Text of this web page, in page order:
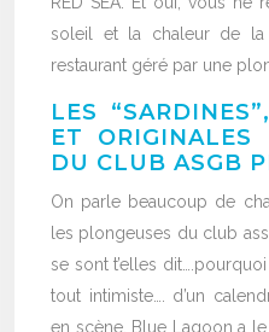
soleil et la chaleur de
restaurant géré par une
LES
ET ORIGINALES
DU CLUB ASGB
On parle beaucoup de
les plongeuses du club
se sont t’elles
tout intimiste…. d’un
en scène. Blue Lagoon a